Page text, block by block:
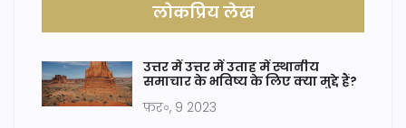
लोकप्रिय लेख
उत्तर में उत्तर में उताह में स्थानीय
समाचार के भविष्य के लिए क्या मुद्दे हैं?
फ़र॰, 9 2023